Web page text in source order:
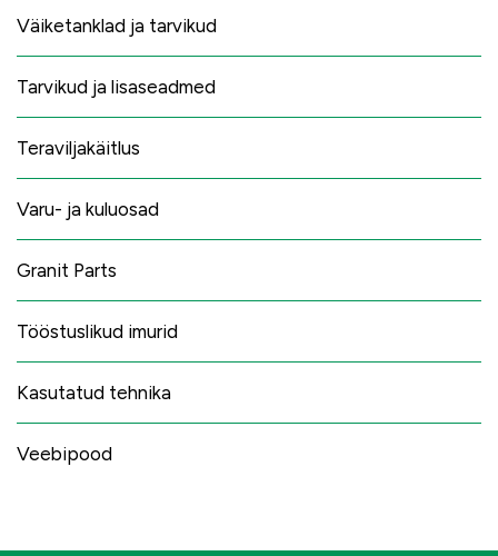
Väiketanklad ja tarvikud
Tarvikud ja lisaseadmed
Teraviljakäitlus
Varu- ja kuluosad
Granit Parts
Tööstuslikud imurid
Kasutatud tehnika
Veebipood